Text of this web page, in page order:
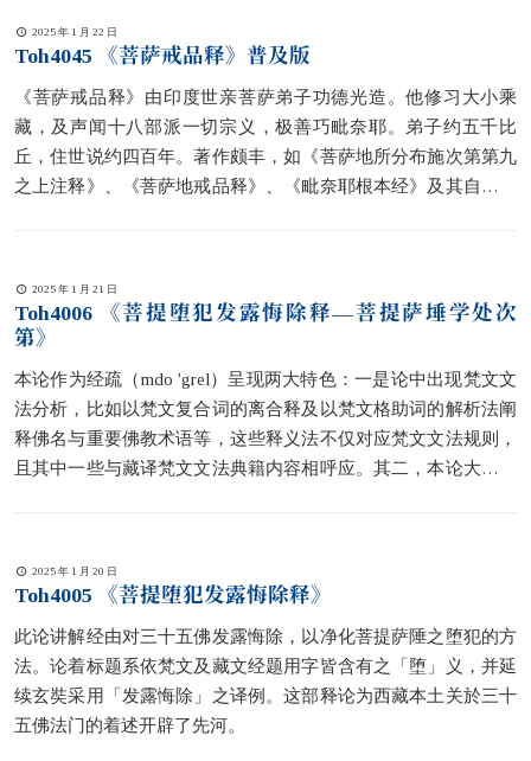
2025 年 1 月 22 日
Toh4045 《菩萨戒品释》普及版
《菩萨戒品释》由印度世亲菩萨弟子功德光造。他修习大小乘
藏，及声闻十八部派一切宗义，极善巧毗奈耶。弟子约五千比
丘，住世说约四百年。著作颇丰，如《菩萨地所分布施次第第九
之上注释》、《菩萨地戒品释》、《毗奈耶根本经》及其自释、
2025 年 1 月 21 日
Toh4006 《菩提堕犯发露悔除释—菩提萨埵学处次
第》
本论作为经疏（mdo 'grel）呈现两大特色：一是论中出现梵文文
法分析，比如以梵文复合词的离合释及以梵文格助词的解析法阐
释佛名与重要佛教术语等，这些释义法不仅对应梵文文法规则，
且其中一些与藏译梵文文法典籍内容相呼应。其二，本论大量引
2025 年 1 月 20 日
Toh4005 《菩提堕犯发露悔除释》
此论讲解经由对三十五佛发露悔除，以净化菩提萨陲之堕犯的方
法。论着标题系依梵文及藏文经题用字皆含有之「堕」义，并延
续玄奘采用「发露悔除」之译例。这部释论为西藏本土关於三十
五佛法门的着述开辟了先河。